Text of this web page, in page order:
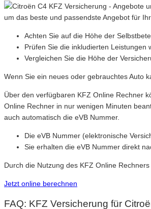
um das beste und passendste Angebot für
Achten Sie auf die Höhe der
Prüfen Sie die inkludierten Leistungen
Vergleichen Sie die Höhe der
Wenn Sie ein neues oder gebrauchtes Auto
Über den verfügbaren KFZ Online Rechner
Online Rechner in nur wenigen Minuten
auch automatisch die eVB Nummer.
Die eVB Nummer (elektronische
Sie erhalten die eVB Nummer direkt
Durch die Nutzung des KFZ Online
Jetzt online berechnen
FAQ: KFZ Versicherung für